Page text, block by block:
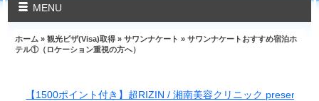
MENU
ホーム »観光ビザ(Visa)取得 »サワンナケート » サワンナケートおすすめ宿泊ホ
テル①（ロケーション重視の方へ）
RIZIN / 湘南美容クリニック presents RIZIN.38